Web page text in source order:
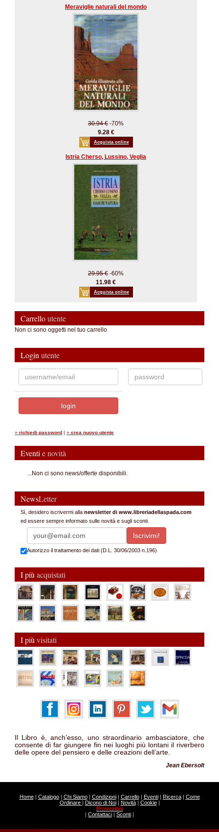
Meraviglie naturali del mondo
30.94 € -70%
9.28 €
Acquista online
Istria Cherso, Lussino, Veglia
29.95 € -60%
11.98 €
Acquista online
Carrelloutente
Non ci sono oggetti nel tuo carrello
Login utente
» richiedi password | » crea nuovo utente
Eventi e novità
...Non ci sono news/offerte disponibili.
NewsLetter
Sì, desidero iscrivermi alla newsletter di www.libreriadellaspada.com
ed essere sempre informato sulle novità e sugli sconti.
Autorizzo il trattamento dei dati (D.L. 30/06/2003 n.196)
I più acquistati
I più visitati
Il Libro è, anch’esso, uno straordinario ambasciatore, che
consente di far giungere fin nei luoghi più lontani il riverbero
delle opere del pensiero e delle creazioni dell’arte.
Jean Ebersolt
Home| Catalogo| Chi Siamo| Condizioni| Carrello| Eventi| Ricerca| Come
Ordinare | Dicono di Noi| Novità| Cookie|
Promozioni
| Contattaci | Sconti |